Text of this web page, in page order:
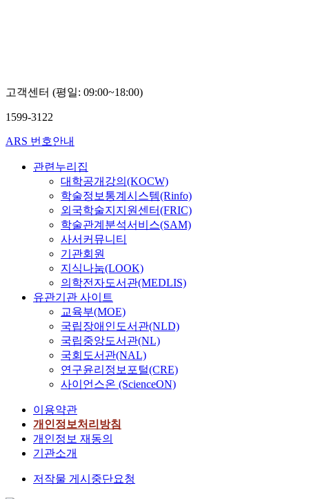
고객센터 (평일: 09:00~18:00)
1599-3122
ARS 번호안내
관련누리집
대학공개강의(KOCW)
학술정보통계시스템(Rinfo)
외국학술지지원센터(FRIC)
학술관계분석서비스(SAM)
사서커뮤니티
기관회원
지식나눔(LOOK)
의학전자도서관(MEDLIS)
유관기관 사이트
교육부(MOE)
국립장애인도서관(NLD)
국립중앙도서관(NL)
국회도서관(NAL)
연구윤리정보포털(CRE)
사이언스온 (ScienceON)
이용약관
개인정보처리방침
개인정보 재동의
기관소개
저작물 게시중단요청